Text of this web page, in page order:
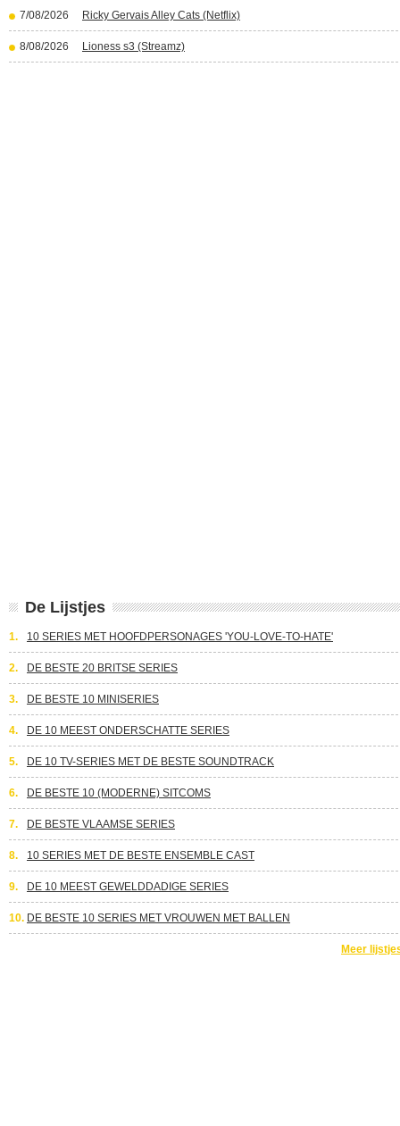
7/08/2026 Ricky Gervais Alley Cats (Netflix)
8/08/2026 Lioness s3 (Streamz)
De Lijstjes
1. 10 SERIES MET HOOFDPERSONAGES 'YOU-LOVE-TO-HATE'
2. DE BESTE 20 BRITSE SERIES
3. DE BESTE 10 MINISERIES
4. DE 10 MEEST ONDERSCHATTE SERIES
5. DE 10 TV-SERIES MET DE BESTE SOUNDTRACK
6. DE BESTE 10 (MODERNE) SITCOMS
7. DE BESTE VLAAMSE SERIES
8. 10 SERIES MET DE BESTE ENSEMBLE CAST
9. DE 10 MEEST GEWELDDADIGE SERIES
10. DE BESTE 10 SERIES MET VROUWEN MET BALLEN
Meer